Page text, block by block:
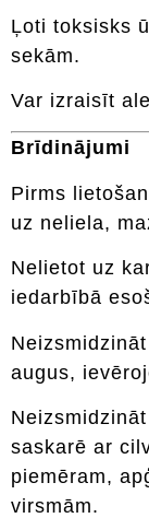
Ļoti toksisks
sekām.
Var izraisīt
Brīdinājumi
Pirms
uz neliela,
Nelietot uz
iedarbībā
augus,
saskarē ar
piemēram,
virsmām.